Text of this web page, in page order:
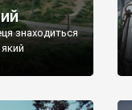
знаходиться